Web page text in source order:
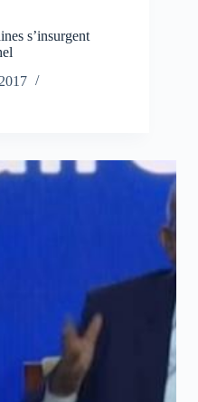
s’insurgent